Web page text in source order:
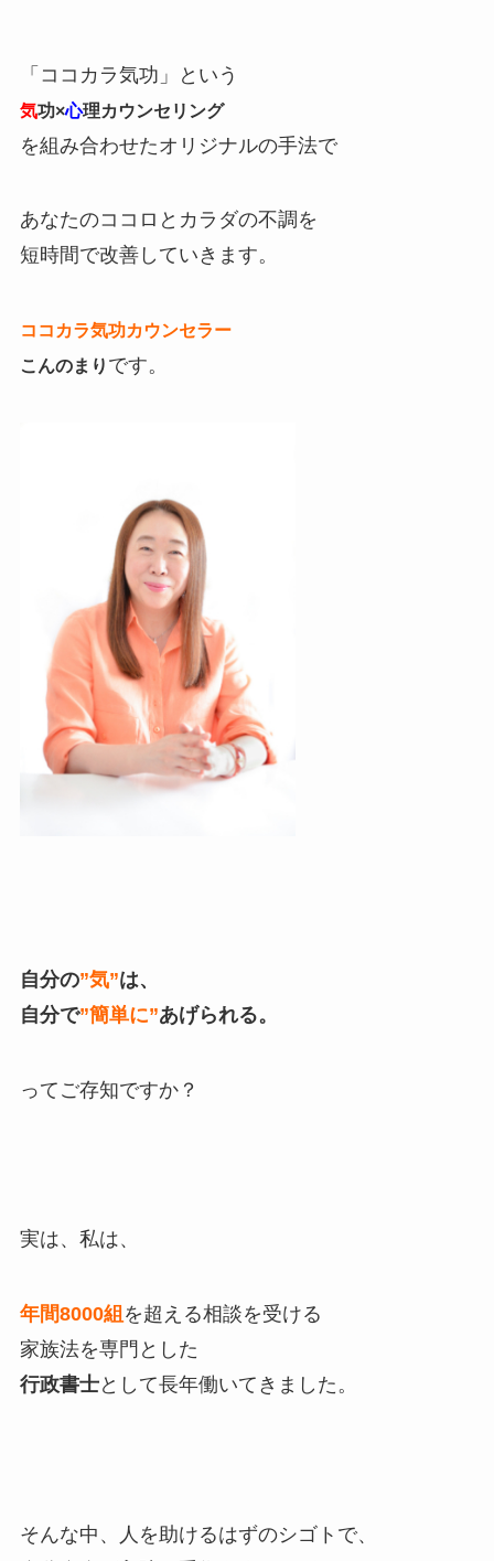
「ココカラ気功」という
気功×心理カウンセリング
を組み合わせたオリジナルの手法で
あなたのココロとカラダの不調を
短時間で改善していきます。
ココカラ気功カウンセラー
こんのまり です。
自分の”気”は、
自分で”簡単に”あげられる。
ってご存知ですか？
実は、私は、
年間8000組 を超える相談を受ける
家族法を専門とした
行政書士として長年働いてきました。
そんな中、人を助けるはずのシゴトで、